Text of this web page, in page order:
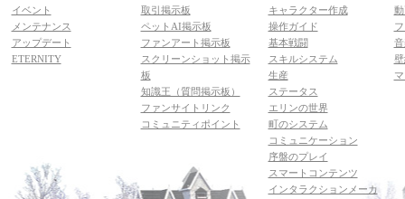
イベント
メンテナンス
アップデート
ETERNITY
取引掲示板
ペットAI掲示板
ファンアート掲示板
スクリーンショット掲示
板
知識王（質問掲示板）
ファンサイトリンク
コミュニティポイント
キャラクター作成
操作ガイド
基本戦闘
スキルシステム
生産
ステータス
エリンの世界
町のシステム
コミュニケーション
序盤のプレイ
スマートコンテンツ
インタラクションメーカ